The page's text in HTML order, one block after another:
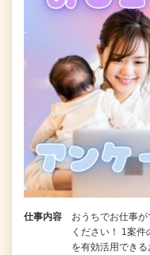
仕事内容
おうちでお仕事
ください！ 1案
を有効活用でき